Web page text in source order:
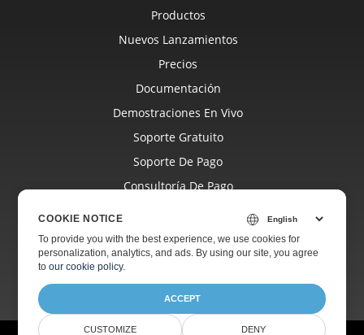
Productos
Nuevos Lanzamientos
Precios
Documentación
Demostraciones En Vivo
Soporte Gratuito
Soporte De Pago
Consultoría De Pago
Sitios Web
Acerca De
COOKIE NOTICE
To provide you with the best experience, we use cookies for
personalization, analytics, and ads. By using our site, you agree
toour cookie policy.
ACCEPT
CUSTOMIZE DENY